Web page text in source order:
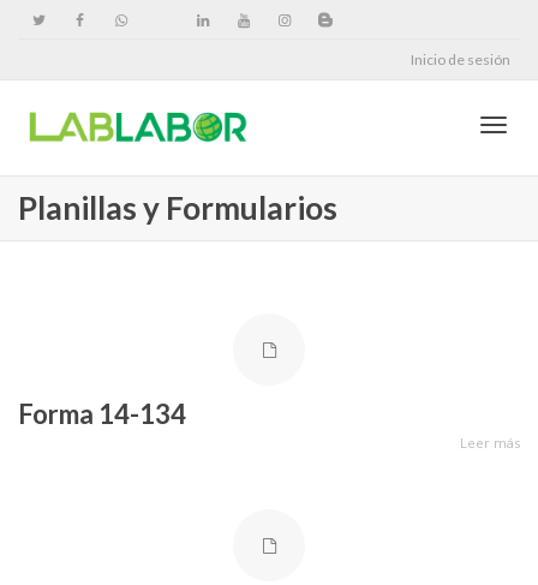
Inicio de sesión
Planillas y Formularios
Forma 14-134
Leer más